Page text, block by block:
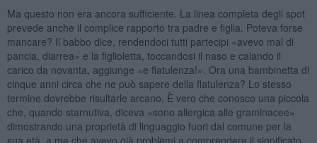
Ma questo non era ancora sufficiente. La linea completa degli spot
prevede anche il complice rapporto tra padre e figlia. Poteva forse
mancare? Il babbo dice, rendendoci tutti partecipi «avevo mal di
pancia, diarrea» e la figlioletta, toccandosi il naso e calando il
carico da novanta, aggiunge «e flatulenza!». Ora una bambinetta di
cinque anni circa che ne può sapere della flatulenza? Lo stesso
termine dovrebbe risultarle arcano. È vero che conosco una piccola
che, quando starnutiva, diceva «sono allergica alle graminacee»
dimostrando una proprietà di linguaggio fuori dal comune per la
sua età, a me che avevo già problemi a comprendere il significato